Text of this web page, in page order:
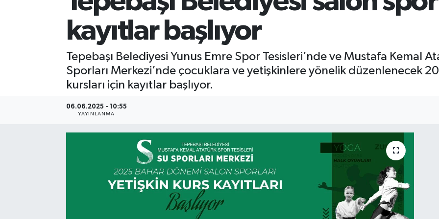
kayıtlar başlıyor
Tepebaşı Belediyesi Yunus Emre Spor Tesisleri’nde ve Mustafa Kemal
Sporları Merkezi’nde çocuklara ve yetişkinlere yönelik düzenlenecek
kursları için kayıtlar başlıyor.
06.06.2025 - 10:55
YAYINLANMA